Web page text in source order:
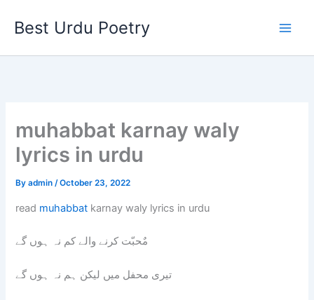
Best Urdu Poetry
muhabbat karnay waly
lyrics in urdu
Byadmin/October 23, 2022
read muhabbat karnay waly lyrics in urdu
مٌحبّت کرنے والے کم نہ ہوں گے
تیری محفل میں لیکن ہم نہ ہوں گے